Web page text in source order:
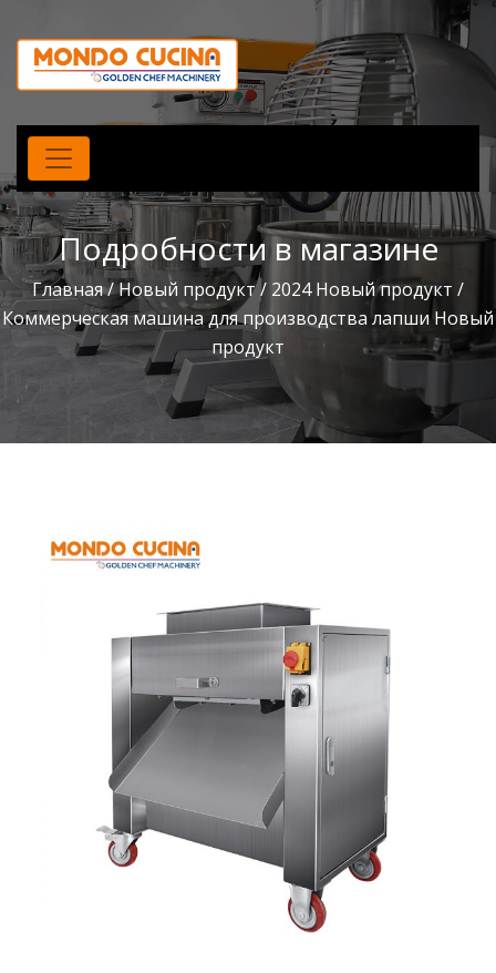
Подробности в магазине
Главная/Новый продукт/ 2024 Новый продукт /
Коммерческая машина для производства лапши Новый
продукт